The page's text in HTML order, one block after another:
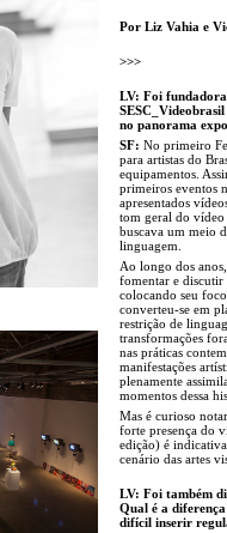
Por Liz Vahia e
>>>
LV: Foi
no panorama
SF: No primeiro
para artistas do
equipamentos.
primeiros eventos
apresentados
tom geral do
buscava um meio
linguagem.
Ao longo dos
fomentar e discutir
colocando seu
converteu-se em
restrição de
transformações
nas práticas
manifestações
plenamente
momentos dessa
Mas é curioso
forte presença do
edição) é
cenário das artes
LV: Foi também
Qual é a
difícil inserir